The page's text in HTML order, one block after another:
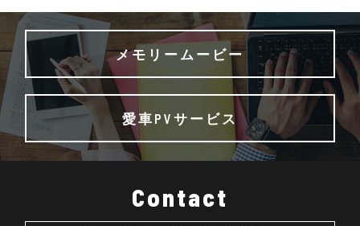
メモリームービー
愛車PVサービス
Contact